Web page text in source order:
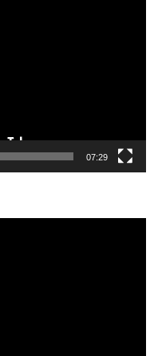
07:29